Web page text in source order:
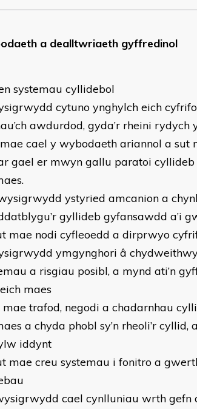
a dealltwriaeth gyffredinol
systemau cyllidebol
cytuno ynghylch eich
awdurdod, gyda’r rheini rydych
cael y wybodaeth ariannol a sut
gael er mwyn gallu paratoi
ystyried amcanion a
gyllideb gyfansawdd a’i
mae nodi cyfleoedd a dirprwyo
ymgynghori â
a risgiau posibl, a mynd ati’n
maes
mae trafod, negodi a chadarnhau
a chyda phobl sy’n rheoli’r
iddynt
mae creu systemau i fonitro a
cael cynlluniau wrth gefn